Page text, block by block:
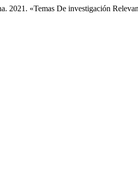
«Temas De investigación